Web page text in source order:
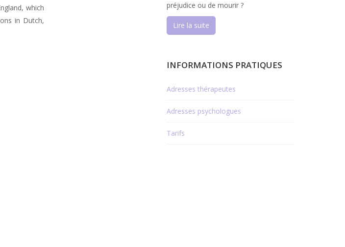
which
in Dutch,
préjudice ou de mourir ?
Lire la suite
INFORMATIONS PRATIQUES
Adresses thérapeutes
Adresses psychologues
Tarifs